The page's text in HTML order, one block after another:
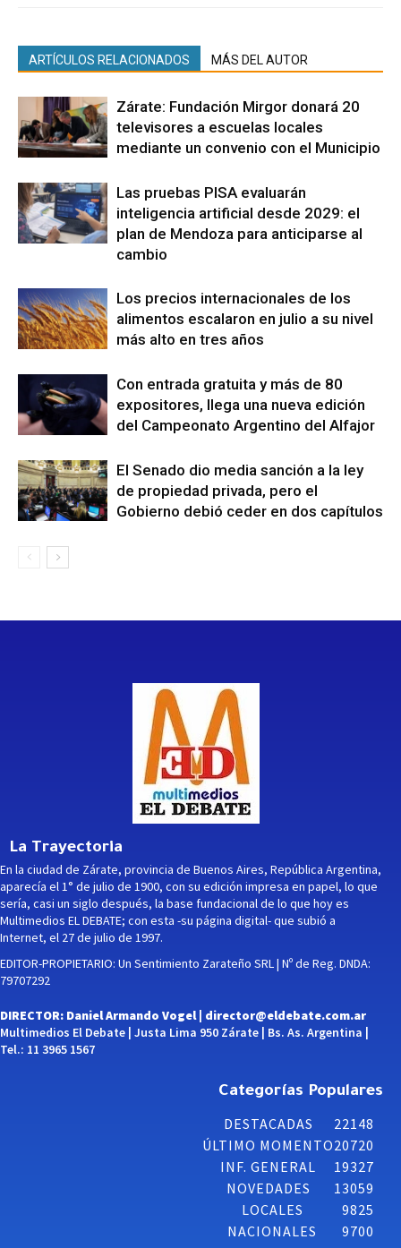
ARTÍCULOS RELACIONADOS MÁS DEL AUTOR
Zárate: Fundación Mirgor donará 20
televisores a escuelas locales
mediante un convenio con el Municipio
Las pruebas PISA evaluarán
inteligencia artificial desde 2029: el
plan de Mendoza para anticiparse al
cambio
Los precios internacionales de los
alimentos escalaron en julio a su nivel
más alto en tres años
Con entrada gratuita y más de 80
expositores, llega una nueva edición
del Campeonato Argentino del Alfajor
El Senado dio media sanción a la ley
de propiedad privada, pero el
Gobierno debió ceder en dos capítulos
La Trayectoria
En la ciudad de Zárate, provincia de Buenos Aires, República Argentina,
aparecía el 1° de julio de 1900, con su edición impresa en papel, lo que
sería, casi un siglo después, la base fundacional de lo que hoy es
Multimedios EL DEBATE; con esta -su página digital- que subió a
Internet, el 27 de julio de 1997.
EDITOR-PROPIETARIO: Un Sentimiento Zarateño SRL | Nº de Reg. DNDA:
79707292
DIRECTOR: Daniel Armando Vogel | director@eldebate.com.ar
Multimedios El Debate | Justa Lima 950 Zárate | Bs. As. Argentina |
Tel.: 11 3965 1567
Categorías Populares
DESTACADAS
22148
ÚLTIMO MOMENTO20720
INF. GENERAL
19327
NOVEDADES
13059
LOCALES
9825
NACIONALES
9700